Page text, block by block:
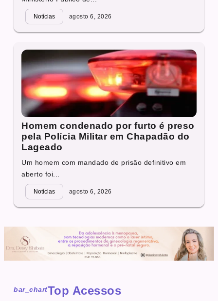
Notícias agosto 6, 2026
Homem condenado por furto é preso
pela Polícia Militar em Chapadão do
Lageado
Um homem com mandado de prisão definitivo em
aberto foi...
Notícias agosto 6, 2026
bar_chartTop Acessos